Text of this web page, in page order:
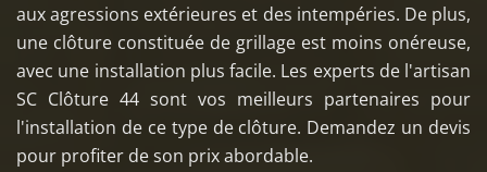
aux agressions extérieures et des intempéries. De plus,
une clôture constituée de grillage est moins onéreuse,
avec une installation plus facile. Les experts de l'artisan
SC Clôture 44 sont vos meilleurs partenaires pour
l'installation de ce type de clôture. Demandez un devis
pour profiter de son prix abordable.